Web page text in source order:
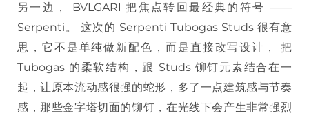
另一边， BVLGARI 把焦点转回最经典的符号 ——
Serpenti。 这次的 Serpenti Tubogas Studs 很有意
思，它不是单纯做新配色，而是直接改写设计， 把
Tubogas 的柔软结构，跟 Studs 铆钉元素结合在一
起，让原本流动感很强的蛇形，多了一点建筑感与节奏
感，那些金字塔切面的铆钉，在光线下会产生非常强烈